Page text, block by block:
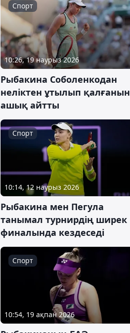
Спорт
10:26, 19 наурыз 2026
Рыбакина Соболенкодан
неліктен ұтылып қалғанын
ашық айтты
Спорт
10:14, 12 наурыз 2026
Рыбакина мен Пегула
танымал турнирдің ширек
финалында кездеседі
Спорт
10:54, 19 ақпан 2026